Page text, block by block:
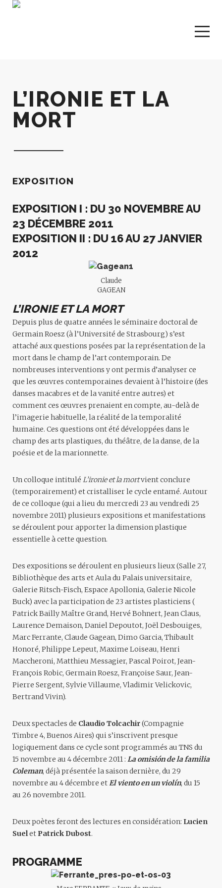
L’IRONIE ET LA
MORT
EXPOSITION
EXPOSITION I : DU 30 NOVEMBRE AU
23 DÉCEMBRE 2011
EXPOSITION II : DU 16 AU 27 JANVIER
2012
Claude
GAGEAN
L’IRONIE ET LA MORT
Depuis plus de quatre années le séminaire doctoral de
Germain Roesz (à l’Université de Strasbourg) s’est
attaché aux questions posées par la représentation de la
mort dans le champ de l’art contemporain. De
nombreuses interventions y ont permis d’analyser ce
que les œuvres contemporaines devaient à l’histoire (des
danses macabres et de la vanité entre autres) et
comment ces œuvres prenaient en compte, au-delà de
l’imagerie habituelle, la réalité de la temporalité
humaine. Ces questions ont été développées dans le
champ des arts plastiques, du théâtre, de la danse, de la
poésie et de la marionnette.
Un colloque intitulé L’ironie et la mortvient conclure
(temporairement) et cristalliser le cycle entamé. Autour
de ce colloque (qui a lieu du mercredi 23 au vendredi 25
novembre 2011) plusieurs expositions et manifestations
se déroulent pour apporter la dimension plastique
essentielle à cette question.
Des expositions se déroulent en plusieurs lieux (Salle 27,
Bibliothèque des arts et Aula du Palais universitaire,
Galerie Ritsch-Fisch, Espace Apollonia, Galerie Nicole
Buck) avec la participation de 23 artistes plasticiens (
Patrick Bailly Maître Grand, Hervé Bohnert, Jean Claus,
Laurence Demaison, Daniel Depoutot, Joël Desbouiges,
Marc Ferrante, Claude Gagean, Dimo Garcia, Thibault
Honoré, Philippe Lepeut, Maxime Loiseau, Henri
Maccheroni, Matthieu Messagier, Pascal Poirot, Jean-
François Robic, Germain Roesz, Françoise Saur, Jean-
Pierre Sergent, Sylvie Villaume, Vladimir Velickovic,
Bertrand Vivin).
Deuxspectacles de Claudio Tolcachir(Compagnie
Timbre 4, Buenos Aires) qui s’inscrivent presque
logiquement dans ce cycle sont programmés au TNS du
15 novembre au 4 décembre 2011 : La omisión de la familia
Coleman, déjà présentée la saison dernière, du 29
novembre au 4 décembre et El viento en un violín, du 15
au 26 novembre 2011.
Deuxpoètes feront des lectures en considération: Lucien
Suel et Patrick Dubost.
PROGRAMME